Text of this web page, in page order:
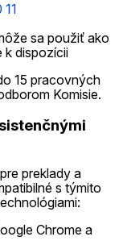
sa použiť ako
k dispozícii
15 pracovných
Komisie.
preklady a
s týmito
Chrome a